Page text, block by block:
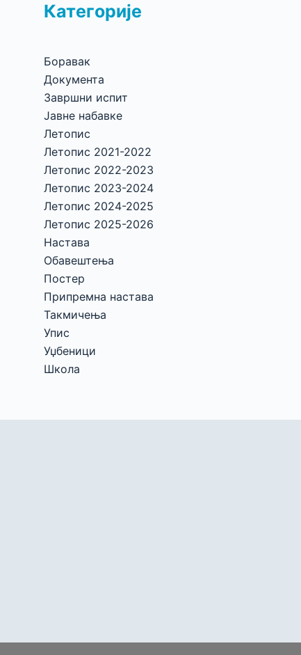
Категорије
Боравак
Документа
Завршни испит
Јавне набавке
Летопис
Летопис 2021-2022
Летопис 2022-2023
Летопис 2023-2024
Летопис 2024-2025
Летопис 2025-2026
Настава
Обавештења
Постер
Припремна настава
Такмичења
Упис
Уџбеници
Школа